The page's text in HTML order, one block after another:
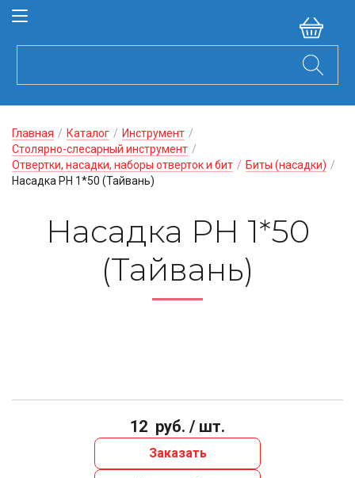
Главная / Каталог / Инструмент /
Столярно-слесарный инструмент /
Отвертки, насадки, наборы отверток и бит / Биты (насадки) /
Насадка PH 1*50 (Тайвань)
Насадка PH 1*50
(Тайвань)
12 руб. / шт.
Заказать